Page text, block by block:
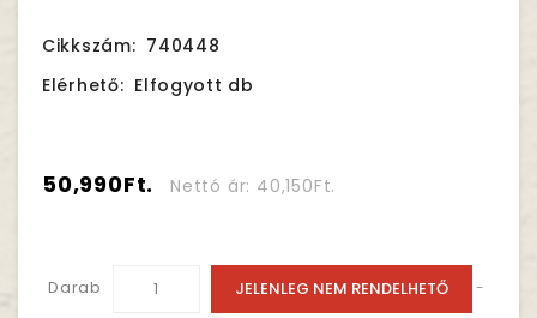
Cikkszám: 740448
Elérhető: Elfogyott db
50,990Ft. Nettó ár: 40,150Ft.
Darab JELENLEG NEM RENDELHETŐ -